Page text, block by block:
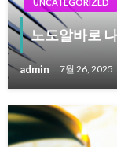
노도알바로
admin 7월 26, 2025